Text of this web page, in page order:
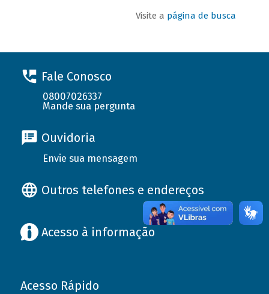
Visite a página de busca
Fale Conosco
08007026337
Mande sua pergunta
Ouvidoria
Envie sua mensagem
Outros telefones e endereços
Acesso à informação
Acesso Rápido